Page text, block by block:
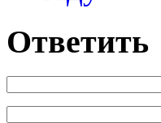
Ответить